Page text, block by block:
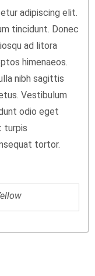
adipiscing elit.
tincidunt. Donec
ad litora
himenaeos.
nibh sagittis
Vestibulum
odio eget
turpis
tortor.